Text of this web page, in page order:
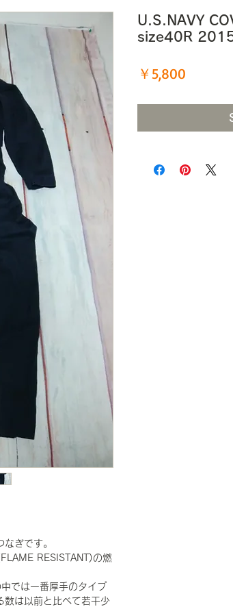
ぎです。
RESISTANT)の燃
では一番厚手のタイプ
数は以前と比べて若干少
U.S.NAVY
size40R 2015
￥5,800